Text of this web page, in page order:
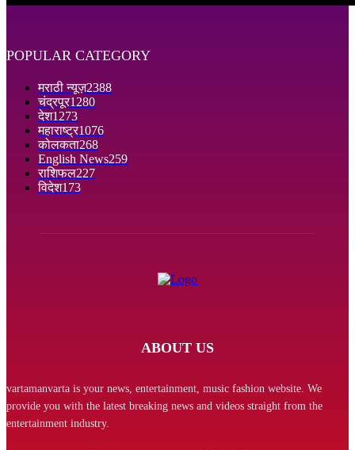
POPULAR CATEGORY
मराठी न्यूज़2388
चंद्रपूर1280
देश1273
महाराष्ट्र1076
कोलकता268
English News259
राशिफल227
विदेश173
ABOUT US
vartamanvarta is your news, entertainment, music fashion website. We
provide you with the latest breaking news and videos straight from the
entertainment industry.